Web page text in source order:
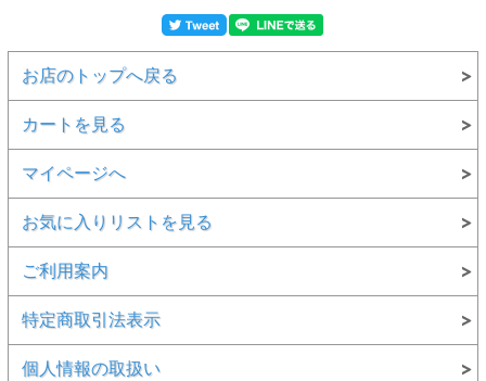
お店のトップへ戻る
カートを見る
マイページへ
お気に入りリストを見る
ご利用案内
特定商取引法表示
個人情報の取扱い